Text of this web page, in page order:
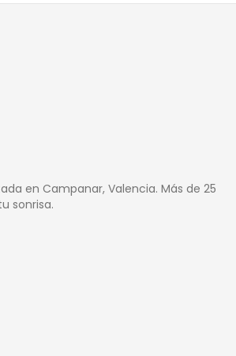
en Campanar, Valencia. Más de 25
sonrisa.